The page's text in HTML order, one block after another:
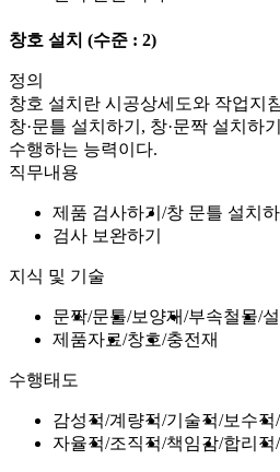
창호 설치 (수준 : 2)
정의
창호 설치란 시공상세도와 작업지
창·문틀 설치하기, 창·문짝 설치하
수행하는 능력이다.
직무내용
제품 검사하기 창 문틀 설치하
검사 보완하기
지식 및 기술
문짝 문틀 보양재 부속철물 설
제품자료 창호 충전재
수행태도
감성적 계량적 기술적 보수적
자율적 조직적 책임감 합리적